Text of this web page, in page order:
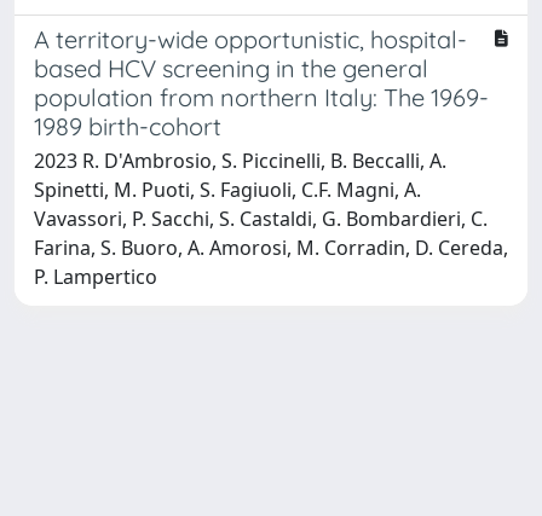
A territory-wide opportunistic, hospital-
based HCV screening in the general
population from northern Italy: The 1969-
1989 birth-cohort
2023 R. D'Ambrosio, S. Piccinelli, B. Beccalli, A.
Spinetti, M. Puoti, S. Fagiuoli, C.F. Magni, A.
Vavassori, P. Sacchi, S. Castaldi, G. Bombardieri, C.
Farina, S. Buoro, A. Amorosi, M. Corradin, D. Cereda,
P. Lampertico